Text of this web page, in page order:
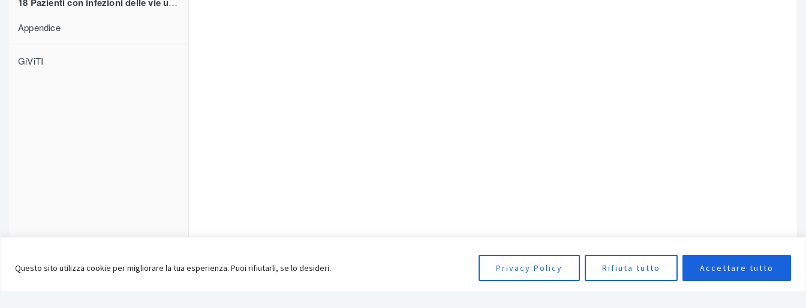
Questo sito utilizza cookie per migliorare la tua esperienza. Puoi rifiutarli, se lo desideri. Privacy Policy Rifiuta tutto Accettare tutto